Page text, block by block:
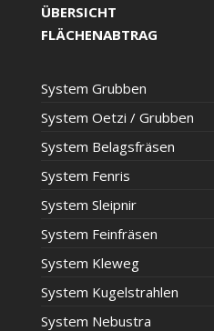
ÜBERSICHT
FLÄCHENABTRAG
Sys­tem Grubben
Sys­tem Oet­zi /​ Grub­ben
Sys­tem Belagsfräsen
Sys­tem Fenris
Sys­tem Sleipnir
Sys­tem Feinfräsen
Sys­tem Kleweg
Sys­tem Kugelstrahlen
Sys­tem Nebustra